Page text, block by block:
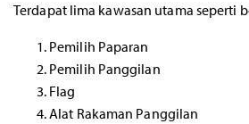
Terdapat lima kawasan utama seperti
Pemilih Paparan
Pemilih Panggilan
Flag
Alat Rakaman Panggilan